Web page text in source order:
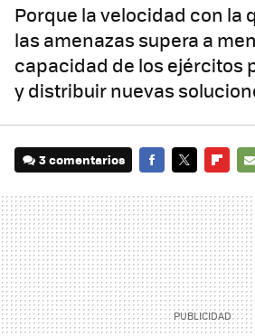
Porque la velocidad con la
las amenazas supera a
capacidad de los ejércitos
y distribuir nuevas
3 comentarios